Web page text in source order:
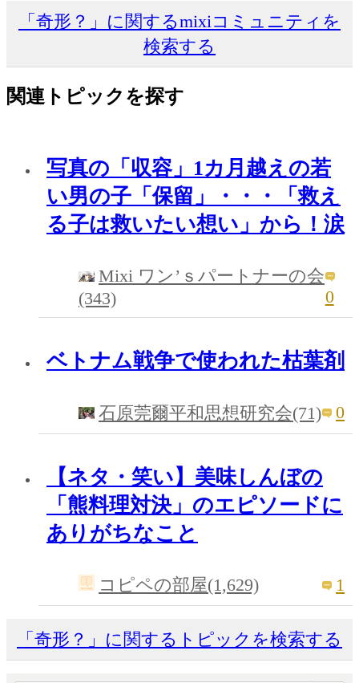
「奇形？」に関するmixiコミュニティを
検索する
関連トピックを探す
写真の「収容」1カ月越えの若
い男の子「保留」・・・「救え
る子は救いたい想い」から！涙
Mixi ワン’ｓパートナーの会
(343)
0
ベトナム戦争で使われた枯葉剤
石原莞爾平和思想研究会(71) 0
【ネタ・笑い】美味しんぼの
「熊料理対決」のエピソードに
ありがちなこと
コピペの部屋(1,629) 1
「奇形？」に関するトピックを検索する